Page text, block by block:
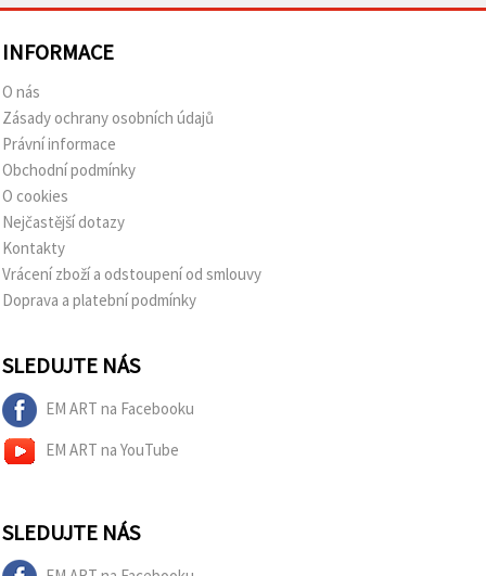
INFORMACE
O nás
Zásady ochrany osobních údajů
Právní informace
Obchodní podmínky
O cookies
Nejčastější dotazy
Kontakty
Vrácení zboží a odstoupení od smlouvy
Doprava a platební podmínky
SLEDUJTE NÁS
EM ART na Facebooku
EM ART na YouTube
SLEDUJTE NÁS